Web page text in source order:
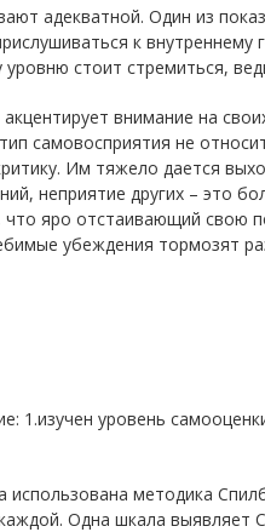
адекватной. Один из
к внутреннему
стоит стремиться,
внимание на
самовосприятия не
Им тяжело дается
неприятие других – это
яро отстаивающий свою
убеждения тормозят
уровень
методика
Одна шкала выявляет